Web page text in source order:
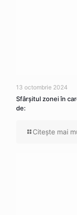
13 octombrie 2024
Sfârșitul zonei în
de:
Citeşte mai